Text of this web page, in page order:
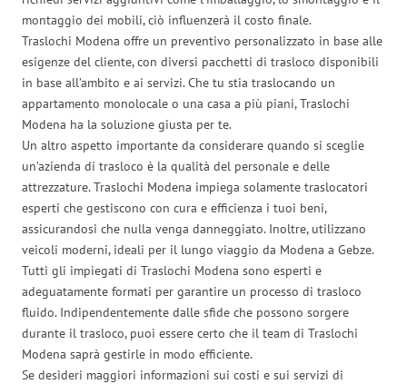
montaggio dei mobili, ciò influenzerà il costo finale.
Traslochi Modena offre un preventivo personalizzato in base alle
esigenze del cliente, con diversi pacchetti di trasloco disponibili
in base all’ambito e ai servizi. Che tu stia traslocando un
appartamento monolocale o una casa a più piani, Traslochi
Modena ha la soluzione giusta per te.
Un altro aspetto importante da considerare quando si sceglie
un’azienda di trasloco è la qualità del personale e delle
attrezzature. Traslochi Modena impiega solamente traslocatori
esperti che gestiscono con cura e efficienza i tuoi beni,
assicurandosi che nulla venga danneggiato. Inoltre, utilizzano
veicoli moderni, ideali per il lungo viaggio da Modena a Gebze.
Tutti gli impiegati di Traslochi Modena sono esperti e
adeguatamente formati per garantire un processo di trasloco
fluido. Indipendentemente dalle sfide che possono sorgere
durante il trasloco, puoi essere certo che il team di Traslochi
Modena saprà gestirle in modo efficiente.
Se desideri maggiori informazioni sui costi e sui servizi di